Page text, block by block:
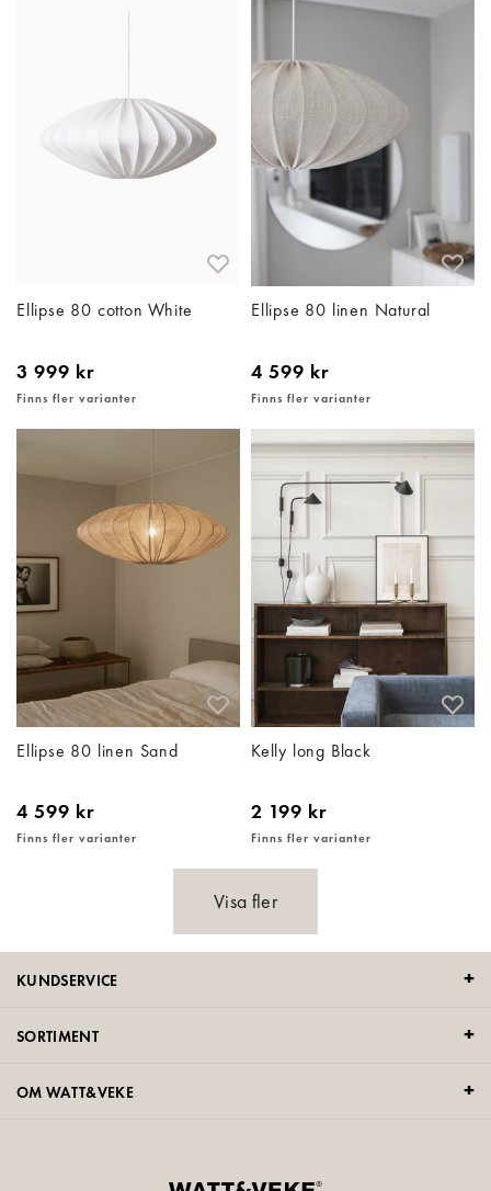
Ellipse 80 cotton White
3 999 kr
Finns fler varianter
Ellipse 80 linen Natural
4 599 kr
Finns fler varianter
Ellipse 80 linen Sand
4 599 kr
Finns fler varianter
Kelly long Black
2 199 kr
Finns fler varianter
Visa fler
KUNDSERVICE
SORTIMENT
OM WATT&VEKE